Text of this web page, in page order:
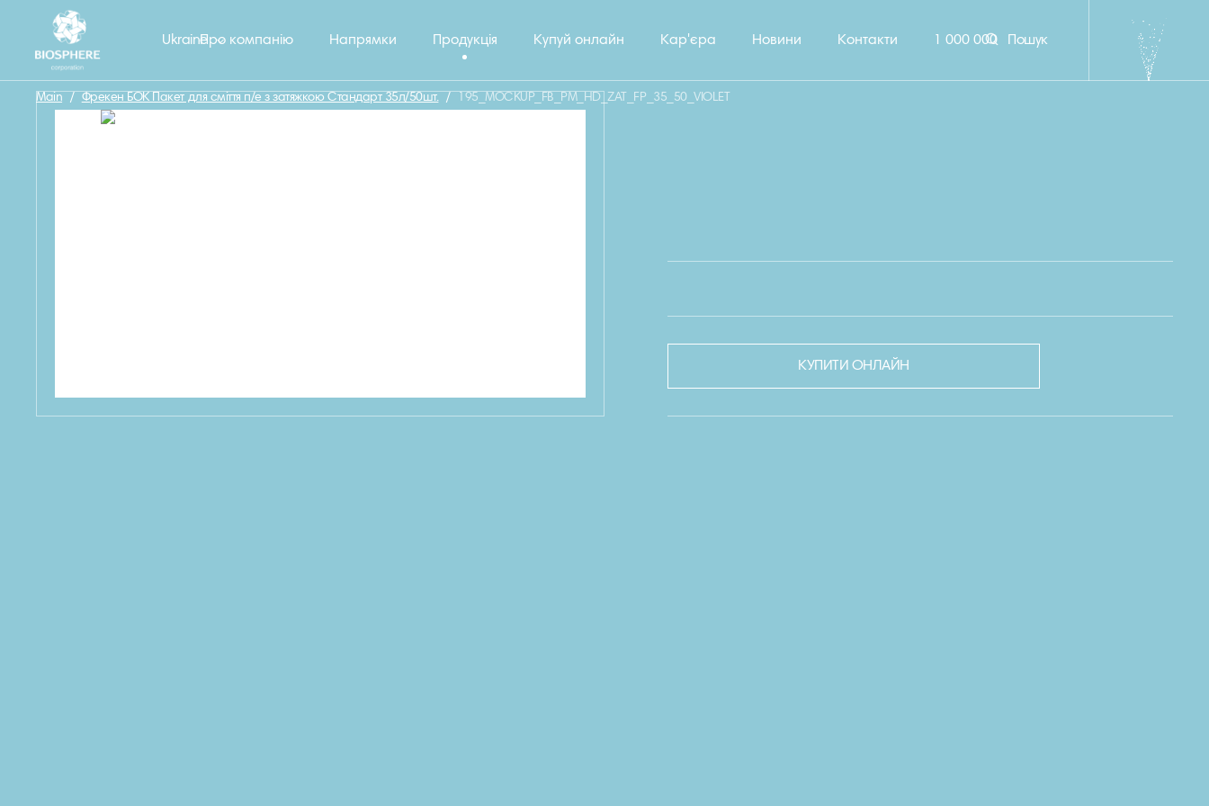
Про компанію Напрямки Продукція Купуй онлайн Кар'єра Новини Контакти 1 000 000 Пошук
Ukraine
Main / Фрекен БОК Пакет для сміття п/е з затяжкою Стандарт 35л/50шт. / 195_MOCKUP_FB_PM_HD_ZAT_FP_35_50_VIOLET
Назад
КУПИТИ ОНЛАЙН